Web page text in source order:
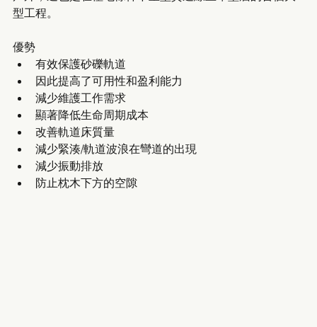
型工程。
優勢
有效保護砂礫軌道
因此提高了可用性和盈利能力
減少維護工作需求
顯著降低生命周期成本
改善軌道床質量
減少緊湊/軌道波浪在彎道的出現
減少振動排放
防止枕木下方的空隙